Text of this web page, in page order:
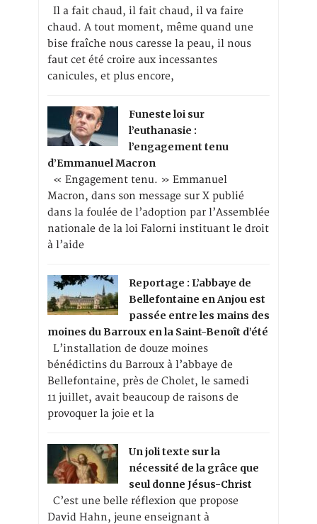
Il a fait chaud, il fait chaud, il va faire
chaud. A tout moment, même quand une
bise fraîche nous caresse la peau, il nous
faut cet été croire aux incessantes
canicules, et plus encore,
Funeste loi sur
l’euthanasie :
l’engagement tenu
d’Emmanuel Macron
« Engagement tenu. » Emmanuel
Macron, dans son message sur X publié
dans la foulée de l’adoption par l’Assemblée
nationale de la loi Falorni instituant le droit
à l’aide
Reportage : L’abbaye de
Bellefontaine en Anjou est
passée entre les mains des
moines du Barroux en la Saint-Benoît d’été
L’installation de douze moines
bénédictins du Barroux à l’abbaye de
Bellefontaine, près de Cholet, le samedi
11 juillet, avait beaucoup de raisons de
provoquer la joie et la
Un joli texte sur la
nécessité de la grâce que
seul donne Jésus-Christ
C’est une belle réflexion que propose
David Hahn, jeune enseignant à